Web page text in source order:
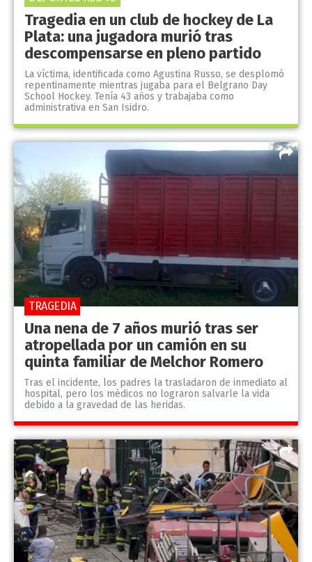
Tragedia en un club de hockey de La
Plata: una jugadora murió tras
descompensarse en pleno partido
La víctima, identificada como Agustina Russo, se desplomó
repentinamente mientras jugaba para el Belgrano Day
School Hockey. Tenía 43 años y trabajaba como
administrativa en San Isidro.
Una nena de 7 años murió tras ser
atropellada por un camión en su
quinta familiar de Melchor Romero
Tras el incidente, los padres la trasladaron de inmediato al
hospital, pero los médicos no lograron salvarle la vida
debido a la gravedad de las heridas.
TRAGEDIA